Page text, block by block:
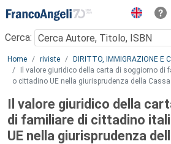
Menu
Cerca:
Main content
Home riviste DIRITTO, IMMIGRAZIONE E
Il valore giuridico della carta di soggiorno
o cittadino UE nella giurisprudenza della
Il valore giuridico della
di familiare di cittadino
UE nella giurisprudenza